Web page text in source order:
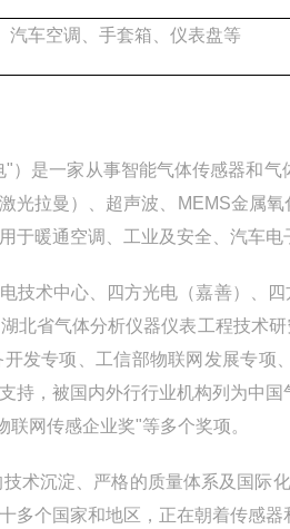
汽车空调、手套箱、仪表盘等
"）是一家从事智能气体传感器和
光拉曼）、超声波、MEMS金属
于暖通空调、工业及安全、汽车
技术中心、四方光电（嘉善）、
北省气体分析仪器仪表工程技术
发专项、工信部物联网发展专
持，被国内外行行业机构列为中
网传感企业奖"等多个奖项。
术沉淀、严格的质量体系及国际
多个国家和地区，正在朝着传感器